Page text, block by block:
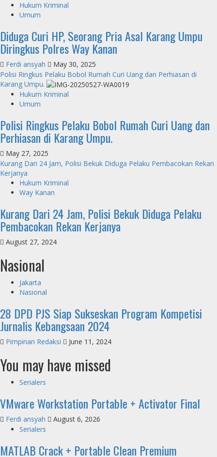
Hukum Kriminal
Umum
Diduga Curi HP, Seorang Pria Asal Karang Umpu
Diringkus Polres Way Kanan
Ferdi ansyah
May 30, 2025
Polisi Ringkus Pelaku Bobol Rumah Curi Uang dan Perhiasan di
Karang Umpu.
Hukum Kriminal
Umum
Polisi Ringkus Pelaku Bobol Rumah Curi Uang dan
Perhiasan di Karang Umpu.
May 27, 2025
Kurang Dari 24 Jam, Polisi Bekuk Diduga Pelaku Pembacokan Rekan
Kerjanya
Hukum Kriminal
Way Kanan
Kurang Dari 24 Jam, Polisi Bekuk Diduga Pelaku
Pembacokan Rekan Kerjanya
August 27, 2024
Nasional
Jakarta
Nasional
28 DPD PJS Siap Sukseskan Program Kompetisi
Jurnalis Kebangsaan 2024
Pimpinan Redaksi June 11, 2024
You may have missed
Serialers
VMware Workstation Portable + Activator Final
Ferdi ansyah
August 6, 2026
Serialers
MATLAB Crack + Portable Clean Premium